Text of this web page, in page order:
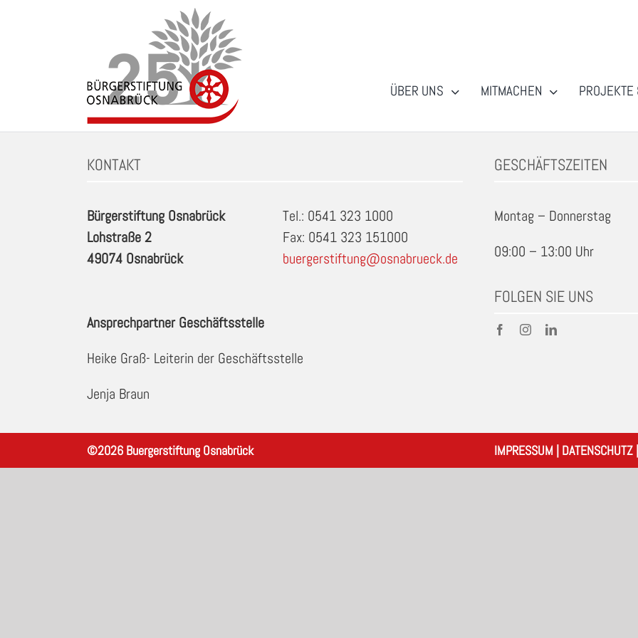
ÜBER UNS MITMACHEN PROJEKTE
Schlagwort: Sitzmöglichkeiten in Osnabrueck
KONTAKT
Bürgerstiftung Osnabrück
Lohstraße 2
49074 Osnabrück
Tel.: 0541 323 1000
Fax: 0541 323 151000
buergerstiftung@osnabrueck.de
Ansprechpartner Geschäftsstelle
Heike Graß- Leiterin der Geschäftsstelle
Jenja Braun
GESCHÄFTSZEITEN
Montag – Donnerstag
09:00 – 13:00 Uhr
FOLGEN SIE UNS
©2026 Buergerstiftung Osnabrück IMPRESSUM | DATENSCHUTZ|